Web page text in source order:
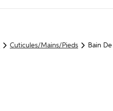
Cuticules/Mains/Pieds Bain